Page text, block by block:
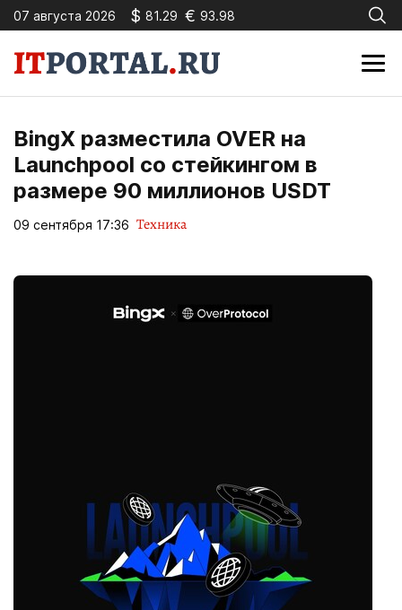
07 августа 2026 $ 81.29 € 93.98
BingX разместила OVER на
Launchpool со стейкингом в
размере 90 миллионов USDT
09 сентября 17:36 Техника